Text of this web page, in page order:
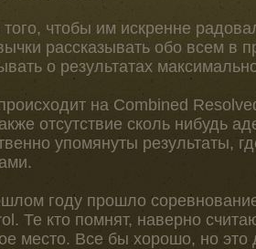
чтобы им искренне
рассказывать обо всем в
о результатах
на Combined
отсутствие сколь нибудь
упомянуты результаты,
году прошло
Те кто помнят, наверно
место. Все бы хорошо, но это